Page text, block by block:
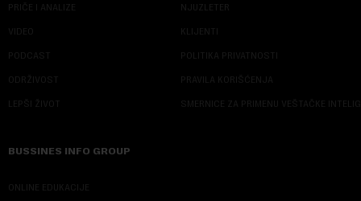
PRIČE I ANALIZE
VIDEO
PODCAST
ODRŽIVOST
LEPŠI ŽIVOT
NJUZLETER
KLIJENTI
POLITIKA PRIVATNOSTI
PRAVILA KORIŠĆENJA
SMERNICE ZA PRIMENU VEŠTAČKE
BUSSINES INFO GROUP
ONLINE EDUKACIJE